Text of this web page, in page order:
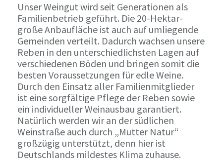
Unser Weingut wird seit Generationen als
Familienbetrieb geführt. Die 20-Hektar-
große Anbaufläche ist auch auf umliegende
Gemeinden verteilt. Dadurch wachsen unsere
Reben in den unterschiedlichsten Lagen auf
verschiedenen Böden und bringen somit die
besten Voraussetzungen für edle Weine.
Durch den Einsatz aller Familienmitglieder
ist eine sorgfältige Pflege der Reben sowie
ein individueller Weinausbau garantiert.
Natürlich werden wir an der südlichen
Weinstraße auch durch „Mutter Natur“
großzügig unterstützt, denn hier ist
Deutschlands mildestes Klima zuhause.